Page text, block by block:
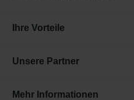
Ihre Vorteile
Unsere Partner
Mehr Informationen